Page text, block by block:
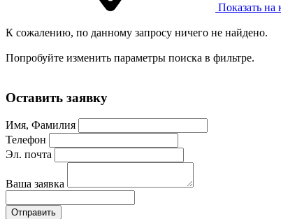
Показать на
К сожалению, по данному запросу ничего не найдено.
Попробуйте изменить параметры поиска в фильтре.
Оставить заявку
Имя, Фамилия
Телефон
Эл. почта
Ваша заявка